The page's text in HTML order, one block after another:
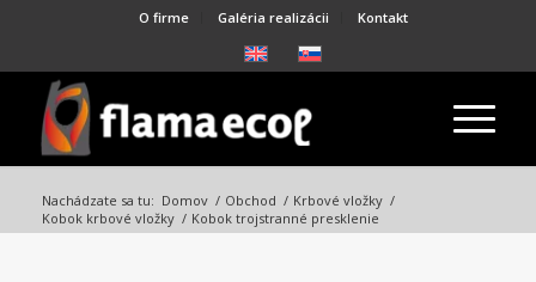
O firme Galéria realizácii Kontakt
Nachádzate sa tu: Domov / Obchod / Krbové vložky /
Kobok krbové vložky / Kobok trojstranné presklenie